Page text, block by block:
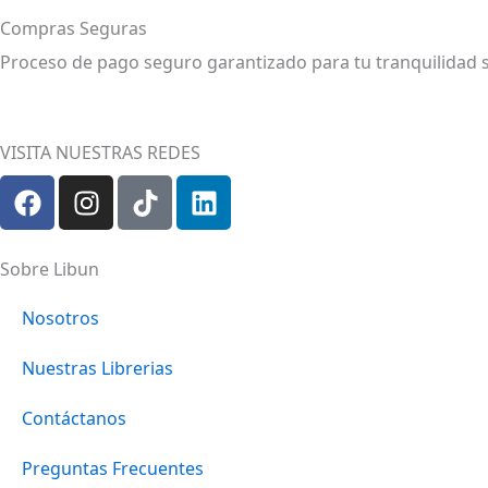
Compras Seguras
Proceso de pago seguro garantizado para tu tranquilidad
VISITA NUESTRAS REDES
F
a
c
e
o
k
I
n
s
t
g
a
m
T
i
k
L
i
n
Sobre Libun
Nosotros
Nuestras Librerias
Contáctanos
Preguntas Frecuentes